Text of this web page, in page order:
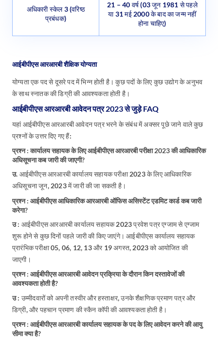
अधिकारी स्केल 3 (वरिष्ठ
प्रबंधक)
21 – 40 वर्ष (03 जून 1981 से पहले
या 31 मई 2000 के बाद का जन्म नहीं
होना चाहिए)
आईबीपीएस आरआरबी शैक्षिक योग्यता
योग्यता एक पद से दूसरे पद में भिन्न होती है। कुछ पदों के लिए कुछ उद्योग के अनुभव
के साथ स्नातक की डिग्री की आवश्यकता होती है।
आईबीपीएस आरआरबी आवेदन पत्र 2023 से जुड़े FAQ
यहां आईबीपीएस आरआरबी आवेदन पत्र भरने के संबंध में अक्सर पूछे जाने वाले कुछ
प्रश्नों के उत्तर दिए गए हैं:
प्रश्न : कार्यालय सहायक के लिए आईबीपीएस आरआरबी परीक्षा 2023 की आधिकारिक
अधिसूचना कब जारी की जाएगी?
उ. आईबीपीएस आरआरबी कार्यालय सहायक परीक्षा 2023 के लिए आधिकारिक
अधिसूचना जून, 2023 में जारी की जा सकती है।
प्रश्न : आईबीपीएस आधिकारिक आरआरबी ऑफिस असिस्टेंट एडमिट कार्ड कब जारी
करेगा?
उ : आईबीपीएस आरआरबी कार्यालय सहायक 2023 प्रवेश पत्र एग्जाम से एग्जाम
शुरू होने से कुछ दिनों पहले जारी की किए जाएंगे। आईबीपीएस कार्यालय सहायक
प्रारंभिक परीक्षा 05, 06, 12, 13 और 19 अगस्त, 2023 को आयोजित की
जाएगी।
प्रश्न : आईबीपीएस आरआरबी आवेदन प्रक्रिया के दौरान किन दस्तावेजों की
आवश्यकता होती है?
उ : उम्मीदवारों को अपनी तस्वीर और हस्ताक्षर, उनके शैक्षणिक प्रमाण पत्र और
डिग्री, और पहचान प्रमाण की स्कैन कॉपी की आवश्यकता होती है।
प्रश्न : आईबीपीएस आरआरबी कार्यालय सहायक के पद के लिए आवेदन करने की आयु
सीमा क्या है?